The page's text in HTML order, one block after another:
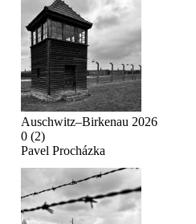
Auschwitz–Birkenau 2026
0 (2)
Pavel Procházka